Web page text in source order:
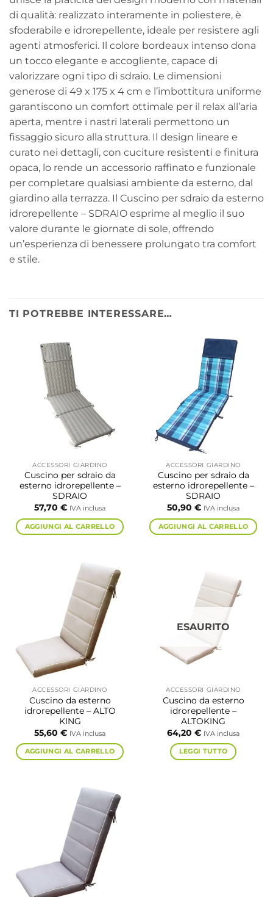
di qualità: realizzato interamente in poliestere, è
sfoderabile e idrorepellente, ideale per resistere agli
agenti atmosferici. Il colore bordeaux intenso dona
un tocco elegante e accogliente, capace di
valorizzare ogni tipo di sdraio. Le dimensioni
generose di 49 x 175 x 4 cm e l’imbottitura uniforme
garantiscono un comfort ottimale per il relax all’aria
aperta, mentre i nastri laterali permettono un
fissaggio sicuro alla struttura. Il design lineare e
curato nei dettagli, con cuciture resistenti e finitura
opaca, lo rende un accessorio raffinato e funzionale
per completare qualsiasi ambiente da esterno, dal
giardino alla terrazza. Il Cuscino per sdraio da esterno
idrorepellente – SDRAIO esprime al meglio il suo
valore durante le giornate di sole, offrendo
un’esperienza di benessere prolungato tra comfort
e stile.
TI POTREBBE INTERESSARE…
ACCESSORI GIARDINO
Cuscino per sdraio da
esterno idrorepellente –
SDRAIO
57,70 € IVA inclusa
AGGIUNGI AL CARRELLO
ACCESSORI GIARDINO
Cuscino per sdraio da
esterno idrorepellente –
SDRAIO
50,90 € IVA inclusa
AGGIUNGI AL CARRELLO
ACCESSORI GIARDINO
Cuscino da esterno
idrorepellente – ALTO
KING
55,60 € IVA inclusa
AGGIUNGI AL CARRELLO
ESAURITO
ACCESSORI GIARDINO
Cuscino da esterno
idrorepellente –
ALTOKING
64,20 € IVA inclusa
LEGGI TUTTO